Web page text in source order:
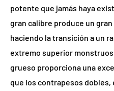
potente que jamás haya
gran calibre produce un
haciendo la transición a un
extremo superior
grueso proporciona una
que los contrapesos